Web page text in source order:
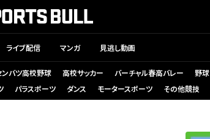
ライブ配信 マンガ 見逃し動画
ンバツ高校野球 高校サッカー バーチャル春高バレー 野球
パラスポーツ ダンス モータースポーツ その他競技